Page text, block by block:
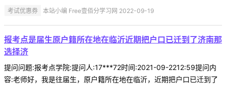
考试优惠券 本站小编 Free壹佰分学习网 2022-09-19
报考点是届生原户籍所在地在临沂近期把户口已迁到了济南那
选择济
提问问题:报考点学院:提问人:17***72时间:2021-09-2212:59提问内
容:老师好，我是往届生，原户籍所在地在临沂，近期把户口已迁到了